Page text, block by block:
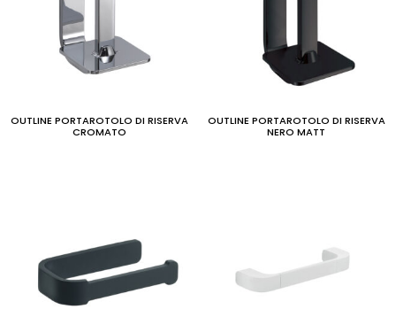
OUTLINE PORTAROTOLO DI RISERVA
CROMATO
OUTLINE PORTAROTOLO DI RISERVA
NERO MATT